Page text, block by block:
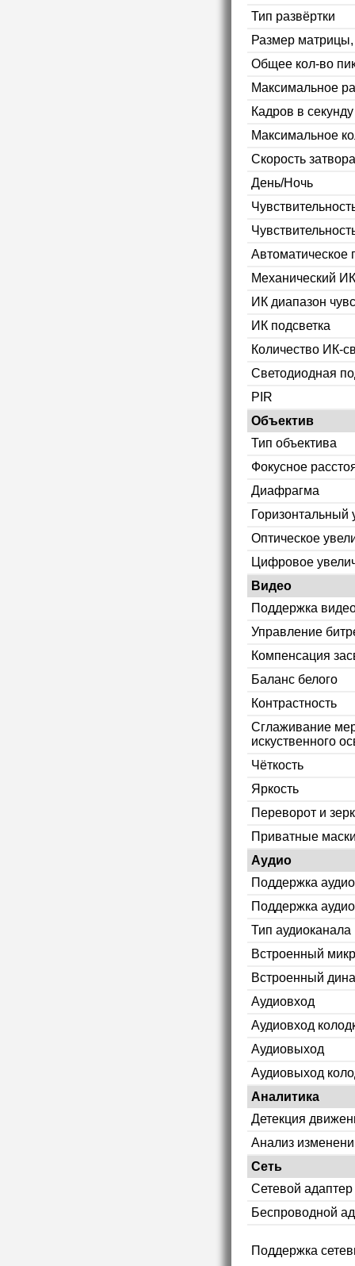
Тип развёртки
Размер
Общее кол-во
Максимальное
Кадров в
Максимальное
Скорость
День/Ночь
Автоматическое
Механический
ИК диапазон
ИК подсветка
Количество ИК-
Светодиодная
PIR
Объектив
Тип объектива
Фокусное
Диафрагма
Горизонтальный
Оптическое
Цифровое
Видео
Поддержка
Управление
Компенсация
Баланс белого
Контрастность
Сглаживание
искуственного
Чёткость
Яркость
Переворот и
Приватные
Аудио
Поддержка аудио
Поддержка
Тип аудиоканала
Встроенный
Встроенный
Аудиовход
Аудиовход
Аудиовыход
Аудиовыход
Аналитика
Детекция
Анализ
Сеть
Сетевой адаптер
Беспроводной
Поддержка